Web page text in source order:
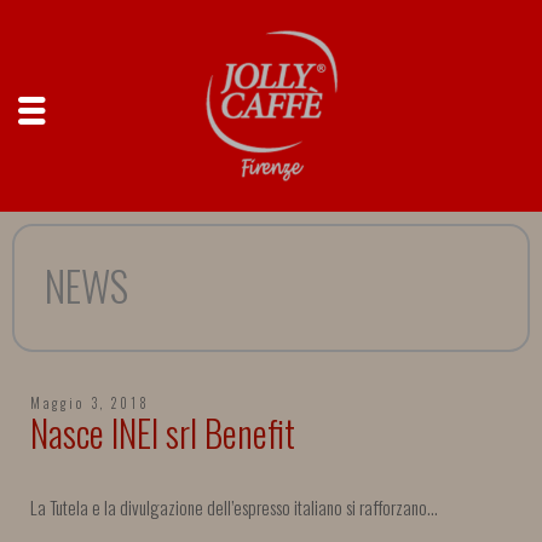
NEWS
Maggio 3, 2018
Nasce INEI srl Benefit
La Tutela e la divulgazione dell’espresso italiano si rafforzano…